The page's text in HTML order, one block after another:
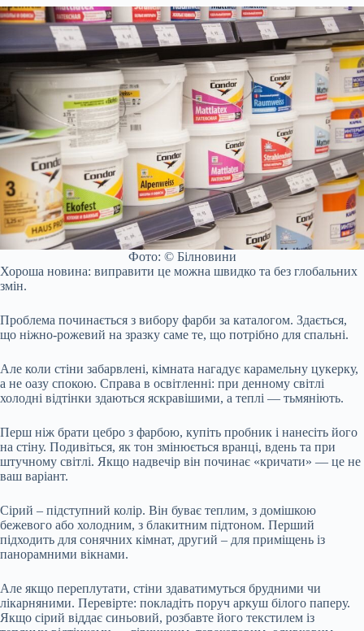
Фото: © Білновини
Хороша новина: виправити це можна швидко та без глобальних
змін.
Проблема починається з вибору фарби за каталогом. Здається,
що ніжно-рожевий на зразку саме те, що потрібно для спальні.
Але коли стіни забарвлені, кімната нагадує карамельну цукерку,
а не оазу спокою. Справа в освітленні: при денному світлі
холодні відтінки здаються яскравішими, а теплі — тьмяніють.
Перш ніж брати цебро з фарбою, купіть пробник і нанесіть його
на стіну. Подивіться, як тон змінюється вранці, вдень та при
штучному світлі. Якщо надвечір він починає «кричати» — це не
ваш варіант.
Сірий – підступний колір. Він буває теплим, з домішкою
бежевого або холодним, з блакитним підтоном. Перший
підходить для сонячних кімнат, другий – для приміщень із
панорамними вікнами.
Але якщо переплутати, стіни здаватимуться брудними чи
лікарняними. Перевірте: покладіть поруч аркуш білого паперу.
Якщо сірий віддає синьовий, розбавте його текстилем із